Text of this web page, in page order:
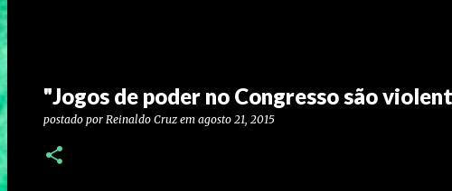
"Jogos de poder no Congresso são
postado por Reinaldo Cruz em agosto 21, 2015